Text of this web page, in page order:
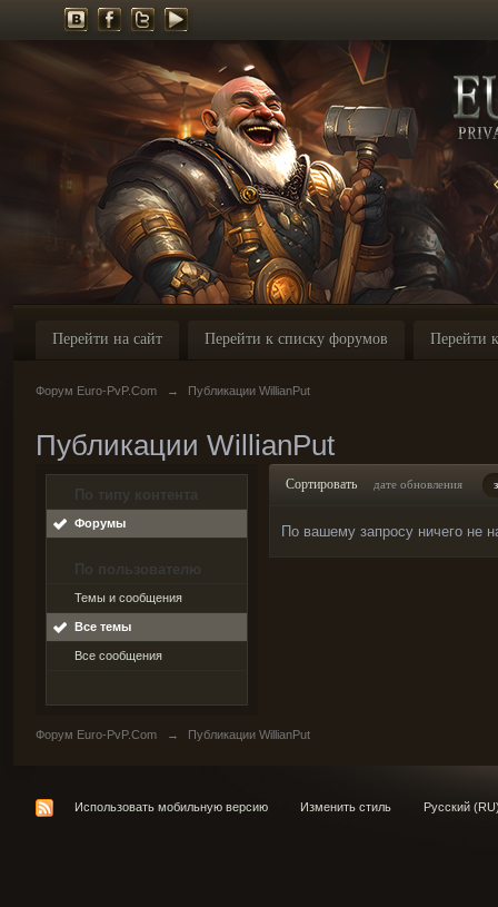
Перейти на сайт Перейти к списку форумов Перейти
Форум Euro-PvP.Com → Публикации WillianPut
Публикации WillianPut
По типу контента
Форумы
По пользователю
Темы и сообщения
Все темы
Все сообщения
Сортировать дате обновления
По вашему запросу ничего не
Форум Euro-PvP.Com → Публикации WillianPut
Использовать мобильную версию Изменить стиль Русский